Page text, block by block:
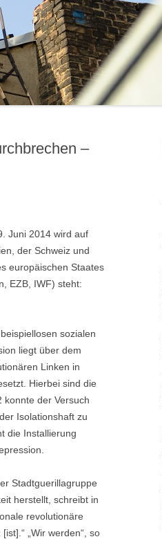
–
Juni 2014 wird auf
der Schweiz und
europäischen Staates
EZB, IWF) steht:
sozialen
liegt über dem
Linken in
Hierbei sind die
konnte der Versuch
Isolationshaft zu
die Installierung
Stadtguerillagruppe
herstellt, schreibt in
revolutionäre
„Wir werden“, so